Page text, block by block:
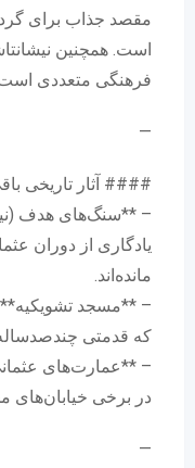
مقصد جذاب برای
است. همچنین
فرهنگی متعددی
—
#### آثار تاریخی
– **سنگ‌های هدف
یادگاری از دوران
مانده‌اند.
– **مسجد تشویکیه**:
که قدمتی
– **عمارت‌های
در برخی خیابان‌های
—